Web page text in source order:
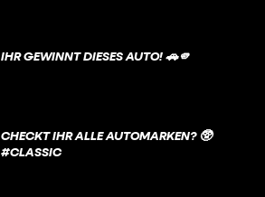
IHR GEWINNT DIESES AUTO! 🚗🫵
CHECKT IHR ALLE AUTOMARKEN? 🥸
#CLASSIC